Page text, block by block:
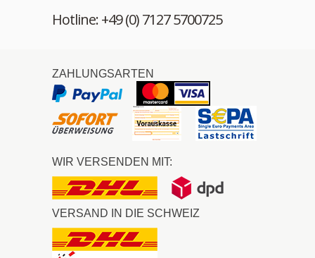
Hotline: +49 (0) 7127 5700725
ZAHLUNGSARTEN
WIR VERSENDEN MIT:
VERSAND IN DIE SCHWEIZ